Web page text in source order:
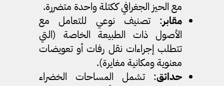
مع الحيز الجغرافي ككتلة واحدة متضررة.
مقابر: تصنيف نوعي للتعامل مع
الأصول ذات الطبيعة الخاصة (التي
تتطلب إجراءات نقل رفات أو تعويضات
معنوية ومكانية مغايرة).
حدائق: تشمل المساحات الخضراء